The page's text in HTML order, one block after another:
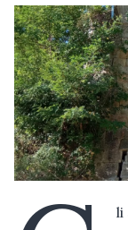
li